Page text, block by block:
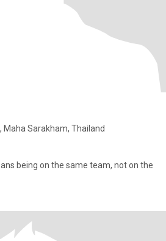
Maha Sarakham, Thailand
being on the same team, not on the